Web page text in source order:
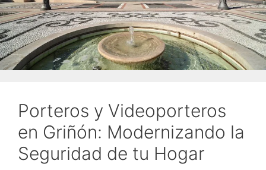
Porteros y Videoporteros
en Griñón: Modernizando la
Seguridad de tu Hogar